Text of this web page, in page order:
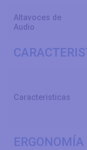
Altavoces de
Audio
Caracteristicas
ERGONOMÍA